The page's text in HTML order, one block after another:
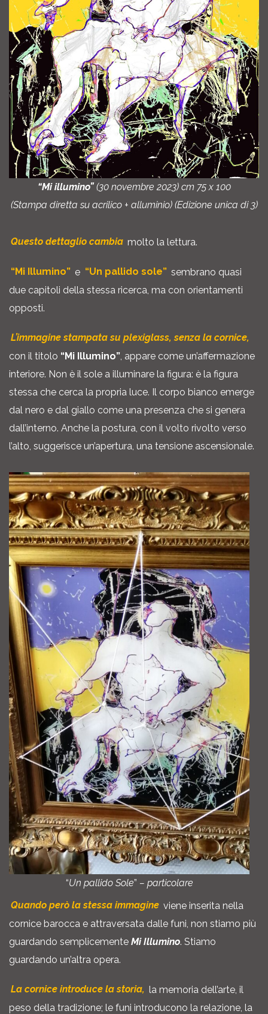
“Mi illumino” (30 novembre 2023) cm 75 x 100
(Stampa diretta su acrilico + alluminio) (Edizione unica di 3)
Questo dettaglio cambia molto la lettura.
“Mi Illumino” e “Un pallido sole” sembrano quasi
due capitoli della stessa ricerca, ma con orientamenti
opposti.
L’immagine stampata su plexiglass, senza la cornice,
con il titolo “Mi Illumino” , appare come un’affermazione
interiore. Non è il sole a illuminare la figura: è la figura
stessa che cerca la propria luce. Il corpo bianco emerge
dal nero e dal giallo come una presenza che si genera
dall’interno. Anche la postura, con il volto rivolto verso
l’alto, suggerisce un’apertura, una tensione ascensionale.
“Un pallido Sole” – particolare
Quando però la stessa immagine viene inserita nella
cornice barocca e attraversata dalle funi, non stiamo più
guardando semplicemente Mi Illumino. Stiamo
guardando un’altra opera.
La cornice introduce la storia, la memoria dell’arte, il
peso della tradizione; le funi introducono la relazione, la